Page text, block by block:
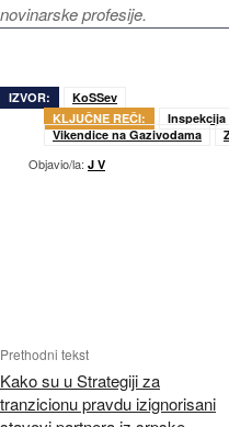
novinarske profesije.
IZVOR:
KoSSev
KLJUČNE REČI:
Inspekcija
Vikendice na Gazivodama
Objavio/la: J V
Prethodni tekst
Kako su u Strategiji za
tranzicionu pravdu izignorisani